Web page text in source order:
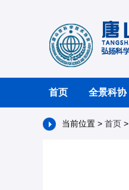
首页 全景科协
当前位置 > 首页 >